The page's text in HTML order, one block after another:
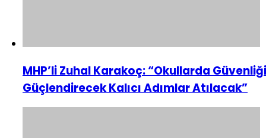
MHP’li Zuhal Karakoç: “Okullarda Güvenliği
Güçlendirecek Kalıcı Adımlar Atılacak”